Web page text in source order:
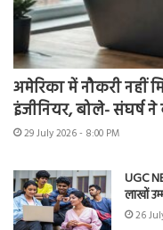
अमेरिका में नौकरी नहीं
इंजीनियर, बोले- संघर्ष
29 July 2026 - 8:00 PM
UGC
लाखों
26